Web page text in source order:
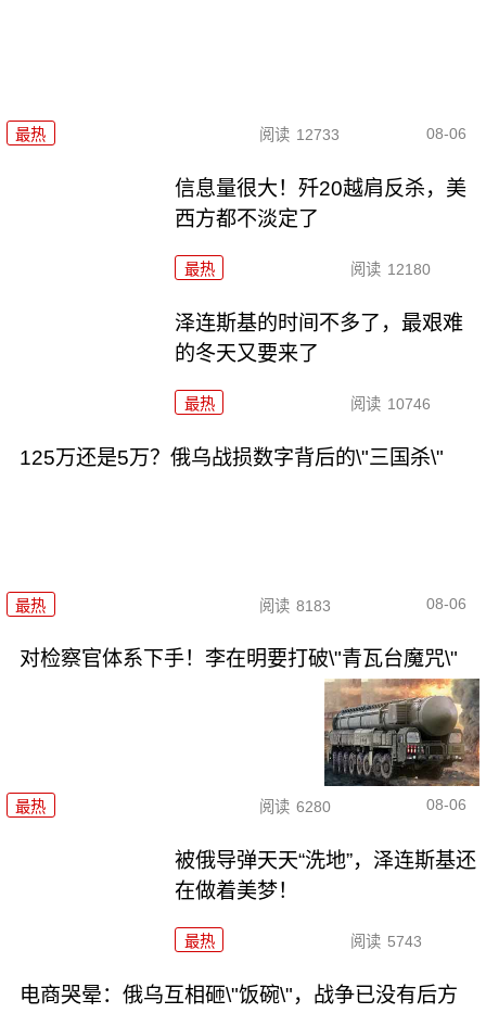
最热 阅读 12733 08-06
信息量很大！歼20越肩反杀，美
西方都不淡定了
最热 阅读 12180
泽连斯基的时间不多了，最艰难
的冬天又要来了
最热 阅读 10746
125万还是5万？俄乌战损数字背后的\"三国杀\"
最热 阅读 8183 08-06
对检察官体系下手！李在明要打破\"青瓦台魔咒\"
最热 阅读 6280 08-06
被俄导弹天天“洗地”，泽连斯基还
在做着美梦！
最热 阅读 5743
电商哭晕：俄乌互相砸\"饭碗\"，战争已没有后方